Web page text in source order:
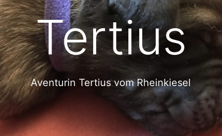
Tertius
Aventurin Tertius vom Rheinkiesel